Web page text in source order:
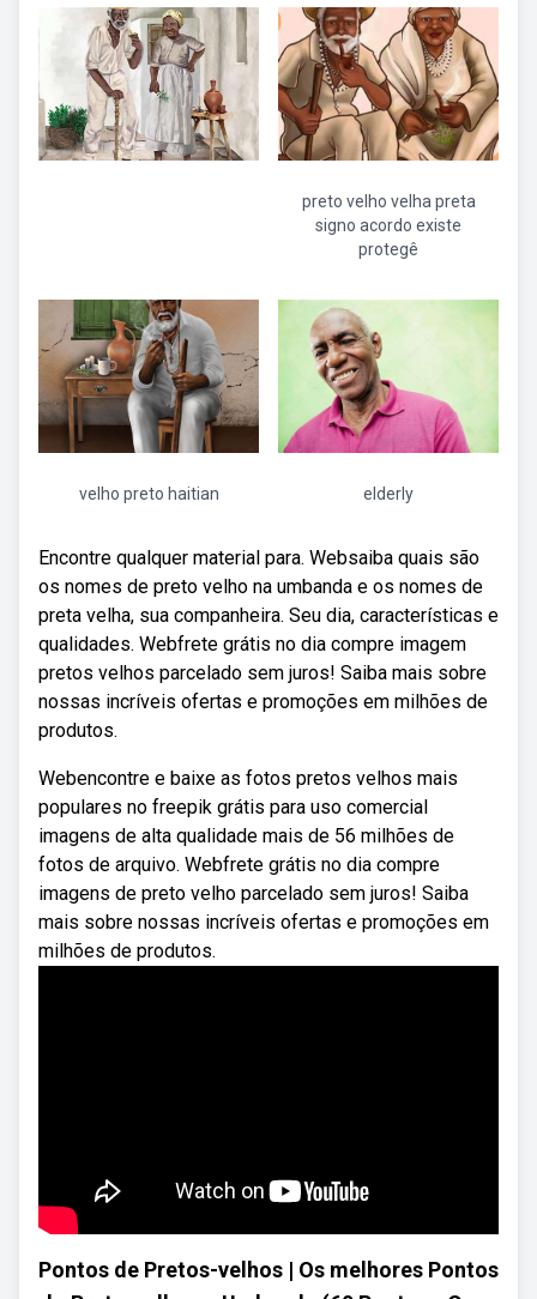
preto velho velha preta
signo acordo existe
protegê
velho preto haitian elderly
Encontre qualquer material para. Websaiba quais são
os nomes de preto velho na umbanda e os nomes de
preta velha, sua companheira. Seu dia, características e
qualidades. Webfrete grátis no dia compre imagem
pretos velhos parcelado sem juros! Saiba mais sobre
nossas incríveis ofertas e promoções em milhões de
produtos.
Webencontre e baixe as fotos pretos velhos mais
populares no freepik grátis para uso comercial
imagens de alta qualidade mais de 56 milhões de
fotos de arquivo. Webfrete grátis no dia compre
imagens de preto velho parcelado sem juros! Saiba
mais sobre nossas incríveis ofertas e promoções em
milhões de produtos.
Pontos de Pretos-velhos | Os melhores Pontos